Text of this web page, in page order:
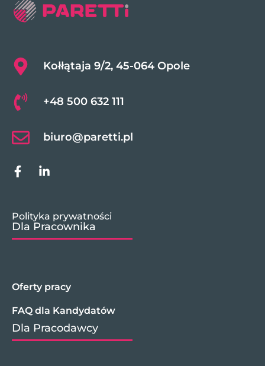
Kołłątaja 9/2, 45-064 Opole
+48 500 632 111
biuro@paretti.pl
Polityka prywatności
Dla Pracownika
Oferty pracy
FAQ dla Kandydatów
Dla Pracodawcy